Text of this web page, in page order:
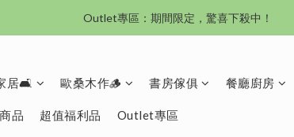
沙發新登場｜想躺就躺，頭等艙到商務艙一次擁有
Outlet專區：期間限定，驚喜下殺中！
居🛋️ 歐桑木作🪵 書房傢俱 餐廳廚房
品 超值福利品 Outlet專區